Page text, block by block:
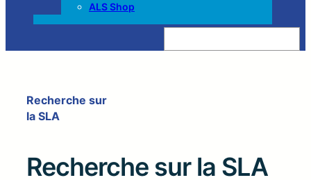
ALS Shop
Z
e
Recherche sur
la SLA
Recherche sur la SLA